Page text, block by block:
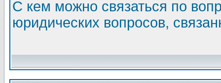
С кем можно связаться по
юридических вопросов,